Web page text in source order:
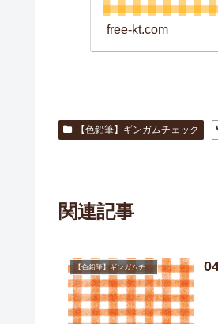
free-kt.com
【色鉛筆】ギンガムチェック
関連記事
【色鉛筆】ギンガムチェック